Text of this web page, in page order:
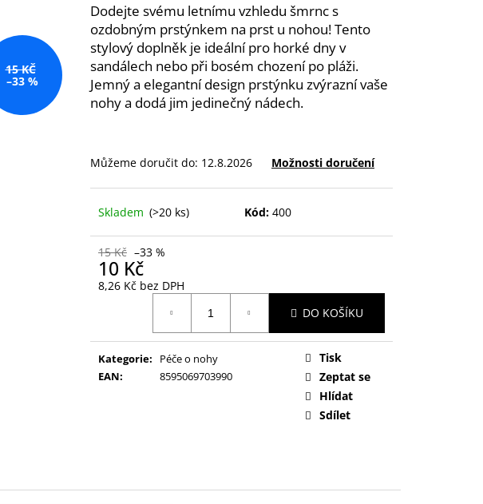
Dodejte svému letnímu vzhledu šmrnc s
ozdobným prstýnkem na prst u nohou! Tento
stylový doplněk je ideální pro horké dny v
sandálech nebo při bosém chození po pláži.
Jemný a elegantní design prstýnku zvýrazní vaše
nohy a dodá jim jedinečný nádech.
Můžeme doručit do: 12.8.2026 Možnosti doručení
Skladem (>20 ks) Kód: 400
15 Kč –33 %
10 Kč
8,26 Kč bez DPH
DO KOŠÍKU
Kategorie:
Péče o nohy
EAN: 8595069703990
Tisk
Zeptat se
Hlídat
Sdílet
15 KČ
–33 %